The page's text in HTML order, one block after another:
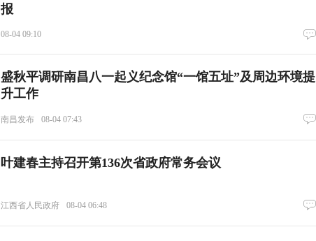
报
08-04 09:10
盛秋平调研南昌八一起义纪念馆“一馆五址”及周边环境提
升工作
南昌发布 08-04 07:43
叶建春主持召开第136次省政府常务会议
江西省人民政府 08-04 06:48